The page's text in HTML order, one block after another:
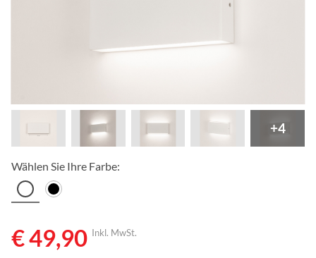
+4
Wählen Sie Ihre Farbe:
€ 49,90 Inkl. MwSt.